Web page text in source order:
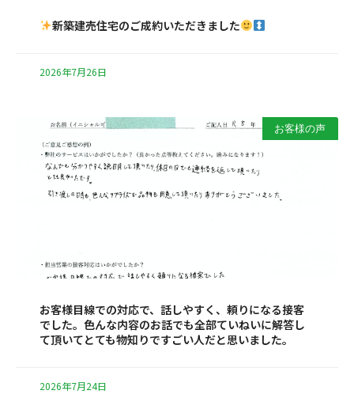
新築建売住宅のご成約いただきました
2026年7月26日
お客様の声
お客様目線での対応で、話しやすく、頼りになる接客
でした。色んな内容のお話でも全部ていねいに解答し
て頂いてとても物知りですごい人だと思いました。
2026年7月24日